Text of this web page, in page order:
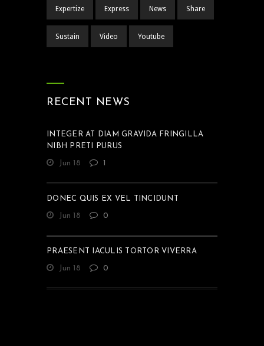
Expertize Express News Share
Sustain Video Youtube
RECENT NEWS
INTEGER AT DIAM GRAVIDA FRINGILLA
NIBH PRETI PURUS
Jun 18 1
DONEC QUIS EX VEL TINCIDUNT
Jun 18 0
PRAESENT IACULIS TORTOR VIVERRA
Jun 18 0